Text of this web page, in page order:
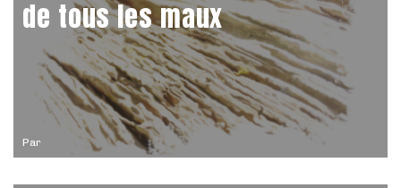
Par
de tous les maux